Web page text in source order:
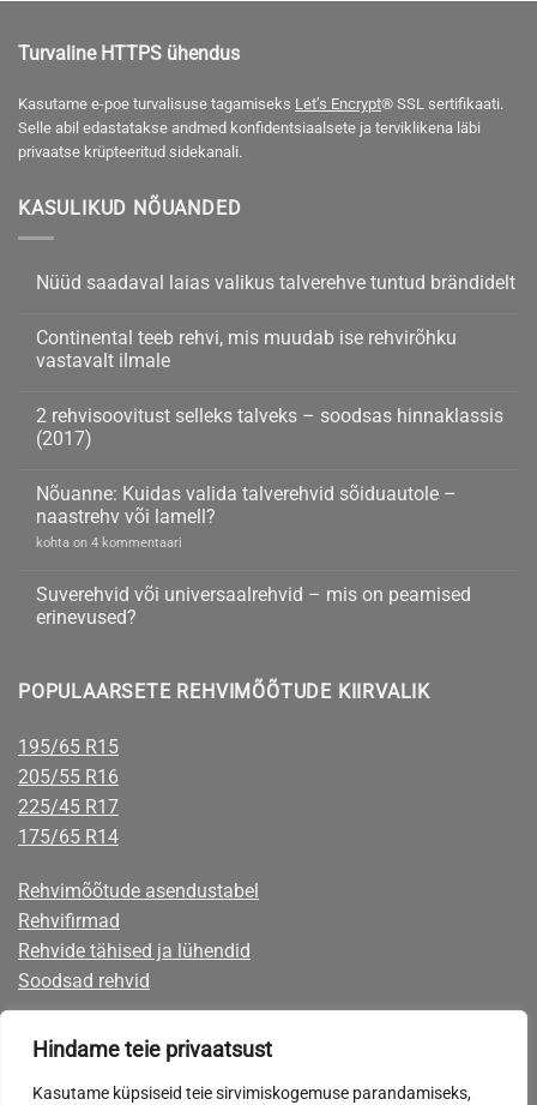
Hindame teie privaatsust
Kasutame küpsiseid teie sirvimiskogemuse parandamiseks,
Turvaline HTTPS ühendus
Kasutame e-poe turvalisuse tagamiseks Let’s Encrypt® SSL sertifikaati.
Selle abil edastatakse andmed konfidentsiaalsete ja terviklikena läbi
privaatse krüpteeritud sidekanali.
KASULIKUD NÕUANDED
Nüüd saadaval laias valikus talverehve tuntud brändidelt
laias
valikus
talverehve
ei
ole
Continental teeb rehvi, mis muudab ise rehvirõhku
vastavalt ilmale
rehvi,
mis
muudab
vastavalt
ilmale
ei
ole
2 rehvisoovitust selleks talveks – soodsas hinnaklassis
(2017)
selleks
talveks
–
soodsas
ei
ole
Nõuanne: Kuidas valida talverehvid sõiduautole –
naastrehv või lamell?
Nõuanne:
talverehvid
sõiduautole
–
kohta on 4 kommentaari
Suverehvid või universaalrehvid – mis on peamised
erinevused?
–
mis
erinevused?
ole
POPULAARSETE REHVIMÕÕTUDE KIIRVALIK
195/65 R15
205/55 R16
225/45 R17
175/65 R14
Rehvimõõtude asendustabel
Rehvifirmad
Rehvide tähised ja lühendid
Soodsad rehvid
Rehvid järelmaksuga
Rehvide eest on võimalik tasuta mugavalt järelmaksuga, mille taotlemise